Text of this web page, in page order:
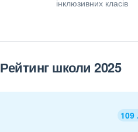
інклюзивних класів
Рейтинг школи 2025
109